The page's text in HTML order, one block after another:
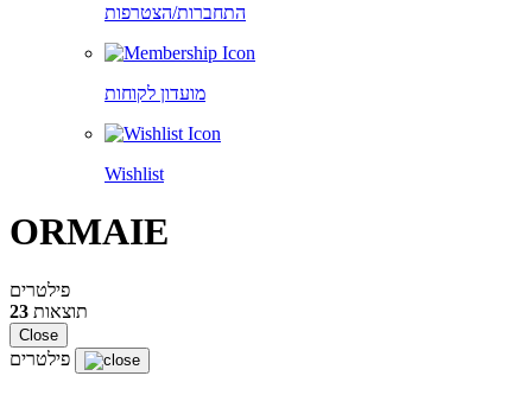
התחברות/הצטרפות
מועדון לקוחות
Wishlist
ORMAIE
פילטרים
23 תוצאות
Close